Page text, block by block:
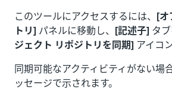
このツールにアクセスするには、 [オ
トリ] パネルに移動し、 [記述子] タ
ジェクト リポジトリを同期] アイコ
同期可能なアクティビティがない場
ッセージで示されます。